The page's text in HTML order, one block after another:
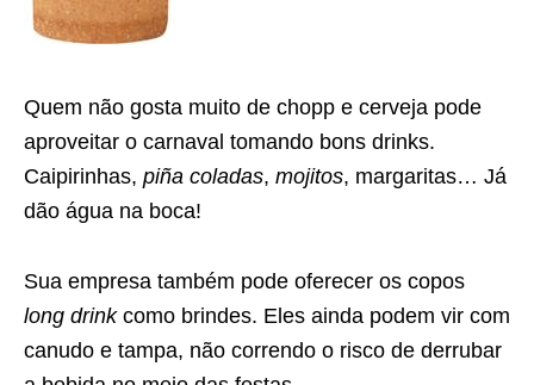
Quem não gosta muito de chopp e cerveja pode
aproveitar o carnaval tomando bons drinks.
Caipirinhas, piña coladas, mojitos, margaritas… Já
dão água na boca!
Sua empresa também pode oferecer os copos
long drinkcomo brindes. Eles ainda podem vir com
canudo e tampa, não correndo o risco de derrubar